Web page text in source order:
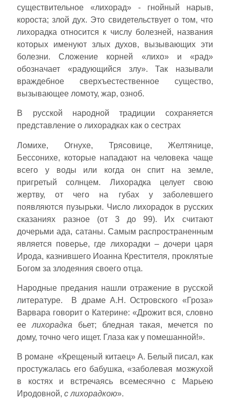
существительное «лихорад» - гнойный нарыв,
короста; злой дух. Это свидетельствует о том, что
лихорадка относится к числу болезней, названия
которых именуют злых духов, вызывающих эти
болезни. Сложение корней «лихо» и «рад»
обозначает «радующийся злу». Так называли
враждебное сверхъестественное существо,
вызывающее ломоту, жар, озноб.
В русской народной традиции сохраняется
представление о лихорадках как о сестрах
Ломихе, Огнухе, Трясовице, Желтянице,
Бессонихе, которые нападают на человека чаще
всего у воды или когда он спит на земле,
пригретый солнцем. Лихорадка целует свою
жертву, от чего на губах у заболевшего
появляются пузырьки. Число лихорадок в русских
сказаниях разное (от 3 до 99). Их считают
дочерьми ада, сатаны. Самым распространенным
является поверье, где лихорадки – дочери царя
Ирода, казнившего Иоанна Крестителя, проклятые
Богом за злодеяния своего отца.
Народные предания нашли отражение в русской
литературе. В драме А.Н. Островского «Гроза»
Варвара говорит о Катерине: «Дрожит вся, словно
еелихорадка бьет; бледная такая, мечется по
дому, точно чего ищет. Глаза как у помешанной!».
В романе «Крещеный китаец» А. Белый писал, как
простужалась его бабушка, «заболевая мозжухой
в костях и встречаясь всемесячно с Марьею
Иродовной, с лихорадкою».